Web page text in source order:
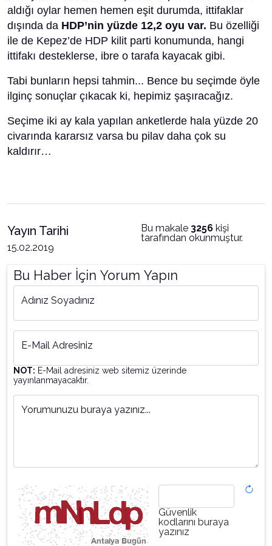
aldığı oylar hemen hemen eşit durumda, ittifaklar
dışında da HDP’nin yüzde 12,2 oyu var. Bu özelliği
ile de Kepez’de HDP kilit parti konumunda, hangi
ittifakı desteklerse, ibre o tarafa kayacak gibi.
Tabi bunların hepsi tahmin... Bence bu seçimde öyle
ilginç sonuçlar çıkacak ki, hepimiz şaşıracağız.
Seçime iki ay kala yapılan anketlerde hala yüzde 20
civarında kararsız varsa bu pilav daha çok su
kaldırır…
Yayın Tarihi
15.02.2019
Bu makale 3256 kişi
tarafından okunmuştur.
Bu Haber İçin Yorum Yapın
Adınız Soyadınız
E-Mail Adresiniz
NOT: E-Mail adresiniz web sitemiz üzerinde
yayınlanmayacaktır.
Yorumunuzu buraya yazınız...
Güvenlik
kodlarını buraya
yazınız